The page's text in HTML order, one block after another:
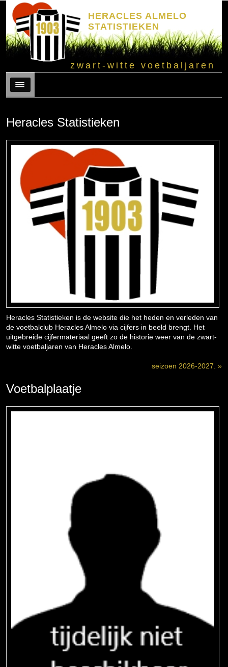
HERACLES ALMELO
STATISTIEKEN
zwart-witte voetbaljaren
Menu
Heracles Statistieken
Heracles Statistieken is de website die het heden en verleden van
de voetbalclub Heracles Almelo via cijfers in beeld brengt. Het
uitgebreide cijfermateriaal geeft zo de historie weer van de zwart-
witte voetbaljaren van Heracles Almelo.
seizoen 2026-2027. »
Voetbalplaatje